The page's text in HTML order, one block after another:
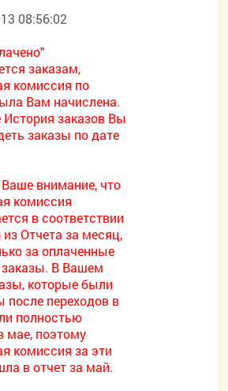
08:56:02
заказам,
комиссия по
Вам начислена.
История заказов Вы
заказы по дате
внимание, что
комиссия
в соответствии
Отчета за месяц,
за оплаченные
заказы. В Вашем
которые были
переходов в
полностью
мае, поэтому
комиссия за эти
в отчет за май.